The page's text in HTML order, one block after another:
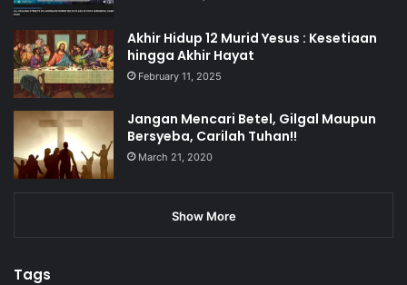
Akhir Hidup 12 Murid Yesus : Kesetiaan
hingga Akhir Hayat
February 11, 2025
Jangan Mencari Betel, Gilgal Maupun
Bersyeba, Carilah Tuhan!!
March 21, 2020
Show More
Tags